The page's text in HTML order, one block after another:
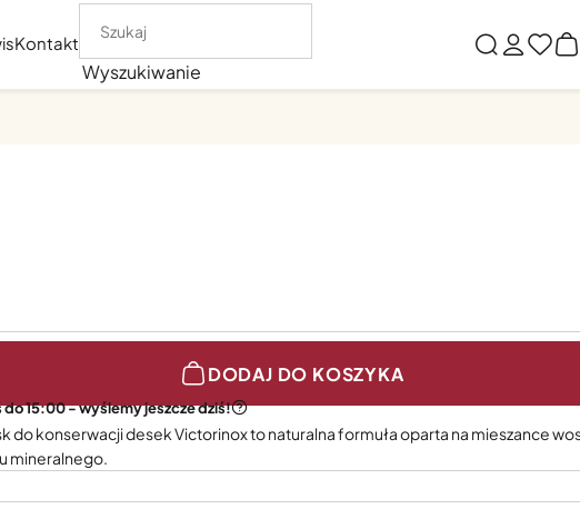
Kontakt
Wyszukiwanie
DODAJ DO KOSZYKA
do 15:00 - wyślemy jeszcze dziś!
do konserwacji desek Victorinox to naturalna formuła oparta na mieszance
mineralnego.